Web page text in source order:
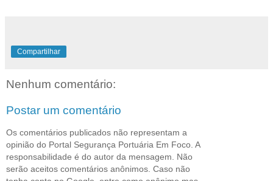
Compartilhar
Nenhum comentário:
Postar um comentário
Os comentários publicados não representam a
opinião do Portal Segurança Portuária Em Foco. A
responsabilidade é do autor da mensagem. Não
serão aceitos comentários anônimos. Caso não